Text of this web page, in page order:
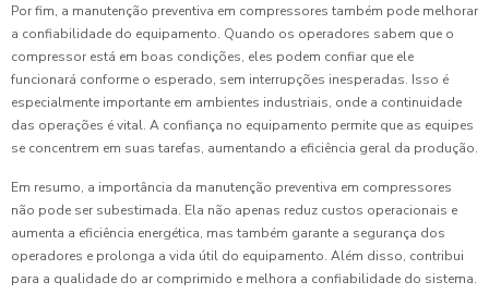
Por fim, a manutenção preventiva em compressores também pode melhorar
a confiabilidade do equipamento. Quando os operadores sabem que o
compressor está em boas condições, eles podem confiar que ele
funcionará conforme o esperado, sem interrupções inesperadas. Isso é
especialmente importante em ambientes industriais, onde a continuidade
das operações é vital. A confiança no equipamento permite que as equipes
se concentrem em suas tarefas, aumentando a eficiência geral da produção.
Em resumo, a importância da manutenção preventiva em compressores
não pode ser subestimada. Ela não apenas reduz custos operacionais e
aumenta a eficiência energética, mas também garante a segurança dos
operadores e prolonga a vida útil do equipamento. Além disso, contribui
para a qualidade do ar comprimido e melhora a confiabilidade do sistema.